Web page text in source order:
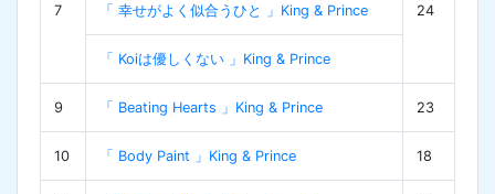
7 「 幸せがよく似合うひと 」King & Prince 24
「 Koiは優しくない 」King & Prince
9 「 Beating Hearts 」King & Prince 23
10 「 Body Paint 」King & Prince 18